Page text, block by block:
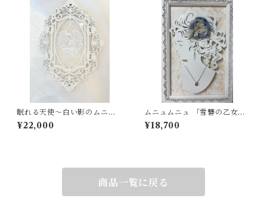
眠れる天使～白い影のムニュ
ムニュフレーム
¥22,000
ムニュムニュ 「雪簪の乙女」
ジュエリー パネル フレンチシ
ャビー
¥18,700
商品一覧に戻る